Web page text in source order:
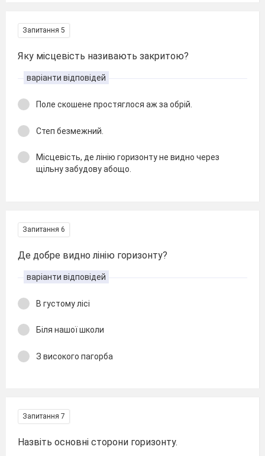
Запитання 5
Яку місцевість називають закритою?
варіанти відповідей
Поле скошене простяглося аж за обрій.
Степ безмежний.
Місцевість, де лінію горизонту не видно через
щільну забудову абощо.
Запитання 6
Де добре видно лінію горизонту?
варіанти відповідей
В густому лісі
Біля нашої школи
З високого пагорба
Запитання 7
Назвіть основні сторони горизонту.